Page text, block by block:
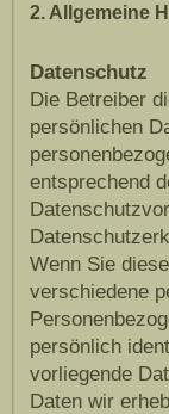
2. Allgemeine
Datenschutz
Die Betreiber
persönlichen
entsprechend
Wenn Sie
verschiedene
persönlich
vorliegende
Daten wir